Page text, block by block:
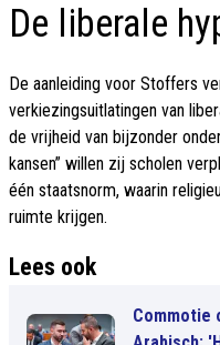
De liberale
De aanleiding voor Stoffers
verkiezingsuitlatingen van
de vrijheid van bijzonder
kansen” willen zij scholen
één staatsnorm, waarin
ruimte krijgen.
Lees ook
Commotie